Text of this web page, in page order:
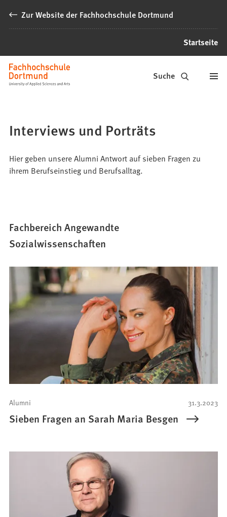
Inhalt anspringen
Zur Website der Fachhochschule Dortmund
Startseite
Alumni
Fachhochschule
Suche
Interviews und Porträts
Hier geben unsere Alumni Antwort auf sieben Fragen zu
ihrem Berufseinstieg und Berufsalltag.
Fachbereich Angewandte
Sozialwissenschaften
31.3.2023
Alumni
Sieben Fragen an Sarah Maria Besgen